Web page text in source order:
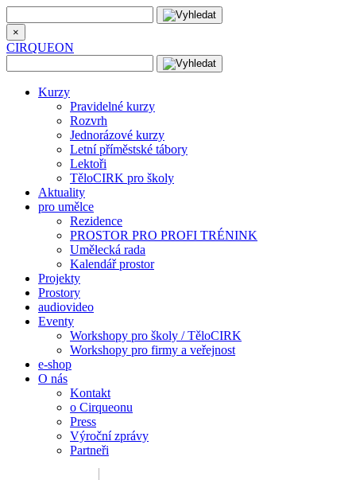
×
CIRQUEON
Kurzy
Pravidelné kurzy
Rozvrh
Jednorázové kurzy
Letní příměstské tábory
Lektoři
TěloCIRK pro školy
Aktuality
pro umělce
Rezidence
PROSTOR PRO PROFI TRÉNINK
Umělecká rada
Kalendář prostor
Projekty
Prostory
audiovideo
Eventy
Workshopy pro školy / TěloCIRK
Workshopy pro firmy a veřejnost
e-shop
O nás
Kontakt
o Cirqueonu
Press
Výroční zprávy
Partneři